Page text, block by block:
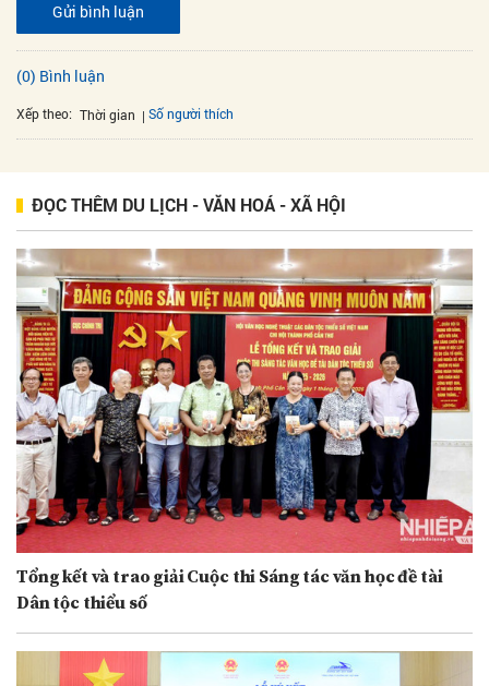
Gửi bình luận
(0) Bình luận
Xếp theo: Thời gian Số người thích
ĐỌC THÊM DU LỊCH - VĂN HOÁ - XÃ HỘI
Tổng kết và trao giải Cuộc thi Sáng tác văn học đề tài
Dân tộc thiểu số